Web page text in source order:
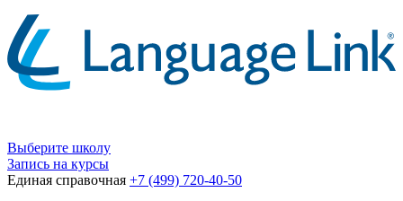
Выберите школу
Запись на курсы
Единая справочная +7 (499) 720-40-50